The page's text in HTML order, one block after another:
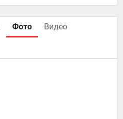
Фото Видео